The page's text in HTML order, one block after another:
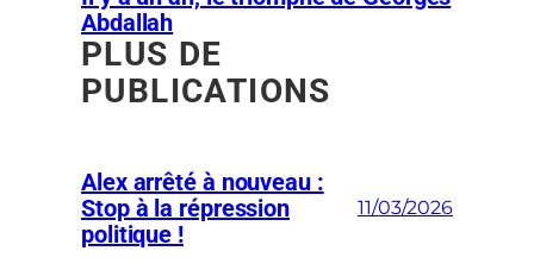
Abdallah
PLUS DE
PUBLICATIONS
Alex arrêté à nouveau :
Stop à la répression
politique !
11/03/2026